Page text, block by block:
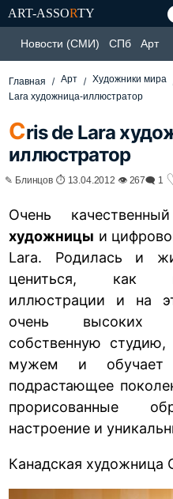
ART-ASSORTY
Новости (СМИ) СПб Арт
Главная Арт Художники мира
Lara художница-иллюстратор
Cris de Lara
иллюстратор
✎ Блинцов ⏱ 13.04.2012 👁 267🗨 1
Очень
художницы и
Lara. Родилась и
цениться, как
иллюстрации и на
очень высоких
собственную
мужем и обучает
подрастающее
прорисованные
настроение и
Канадская художница